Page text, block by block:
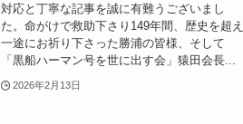
対応と丁寧な記事を誠に有難うございまし
た。命がけで救助下さり149年間、歴史を超え
一途にお祈り下さった勝浦の皆様、そして
「黒船ハーマン号を世に出す会」猿田会長...
2026年2月13日